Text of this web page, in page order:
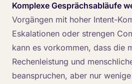
Komplexe Gesprächsabläufe
Vorgängen mit hoher Intent-
Eskalationen oder strengen
kann es vorkommen, dass die
Rechenleistung und
beanspruchen, aber nur